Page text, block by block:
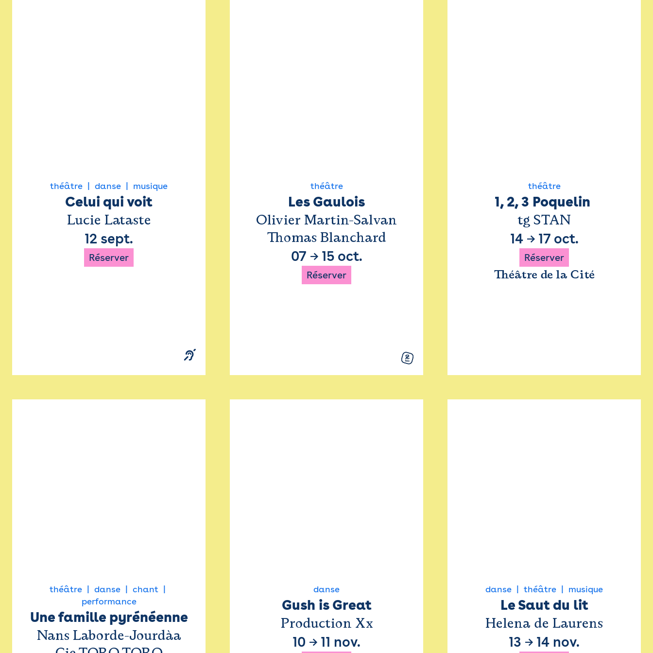
théâtre danse musique
Celui qui voit
Lucie Lataste
12 sept.
Réserver
théâtre
Les Gaulois
Olivier Martin-Salvan
Thomas Blanchard
07 → 15 oct.
Réserver
théâtre
1, 2, 3 Poquelin
tg STAN
14→ 17 oct.
Réserver
Théâtre de la Cité
théâtre danse
chant
performance
Une famille pyrénéenne
Nans Laborde-Jourdàa
danse
Gush is Great
Production Xx
10 → 11 nov.
danse théâtre musique
Le Saut du lit
Helena de Laurens
13 → 14 nov.